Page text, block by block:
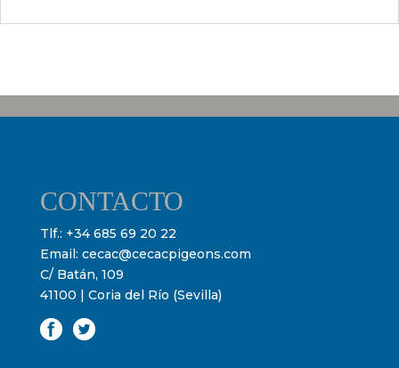
CONTACTO
Tlf.: +34 685 69 20 22
Email: cecac@cecacpigeons.com
C/ Batán, 109
41100 | Coria del Río (Sevilla)